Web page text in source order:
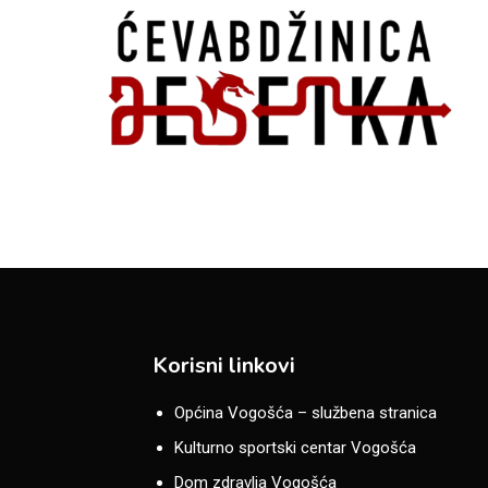
Korisni linkovi
Općina Vogošća – službena stranica
Kulturno sportski centar Vogošća
Dom zdravlja Vogošća